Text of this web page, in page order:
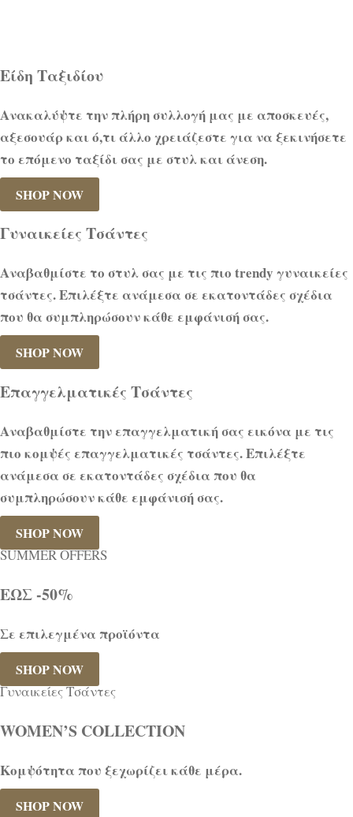
Είδη Ταξιδίου
Ανακαλύψτε την πλήρη συλλογή μας με αποσκευές,
αξεσουάρ και ό,τι άλλο χρειάζεστε για να ξεκινήσετε
το επόμενο ταξίδι σας με στυλ και άνεση.
SHOP NOW
Γυναικείες Τσάντες
Αναβαθμίστε το στυλ σας με τις πιο trendy γυναικείες
τσάντες. Επιλέξτε ανάμεσα σε εκατοντάδες σχέδια
που θα συμπληρώσουν κάθε εμφάνισή σας.
SHOP NOW
Επαγγελματικές Τσάντες
Αναβαθμίστε την επαγγελματική σας εικόνα με τις
πιο κομψές επαγγελματικές τσάντες. Επιλέξτε
ανάμεσα σε εκατοντάδες σχέδια που θα
συμπληρώσουν κάθε εμφάνισή σας.
SHOP NOW
SUMMER OFFERS
ΕΩΣ -50%
Σε επιλεγμένα προϊόντα
SHOP NOW
Γυναικείες Τσάντες
WOMEN’S COLLECTION
Κομψότητα που ξεχωρίζει κάθε μέρα.
SHOP NOW